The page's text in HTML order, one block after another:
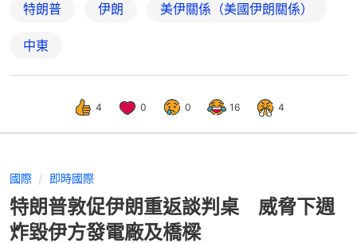
特朗普 伊朗 美伊關係（美國伊朗關係）
中東
4 0 0 16 4
國際 即時國際
特朗普敦促伊朗重返談判桌 威脅下週
炸毀伊方發電廠及橋樑